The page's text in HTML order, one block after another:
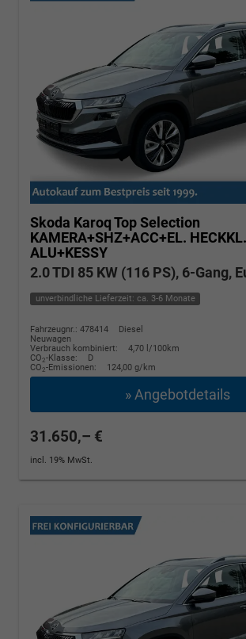
Skoda KaroqTop Selection
KAMERA+SHZ+ACC+EL.
ALU+KESSY
2.0 TDI 85 KW (116 PS), 6-Gang,
unverbindliche Lieferzeit: ca. 3-6 Monate
Fahrzeugnr.: 478414
Diesel
Neuwagen
Verbrauch kombiniert:
4,70 l/100km
CO2-Klasse:
D
CO2-Emissionen: 124,00 g/km
» Angebotdetails
31.650,– €
incl. 19% MwSt.